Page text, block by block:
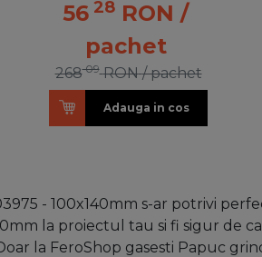
56 28 RON /
pachet
26809 RON / pachet
Adauga in cos
- 100x140mm s-ar potrivi
la proiectul tau si fi sigur de
la FeroShop gasesti Papuc